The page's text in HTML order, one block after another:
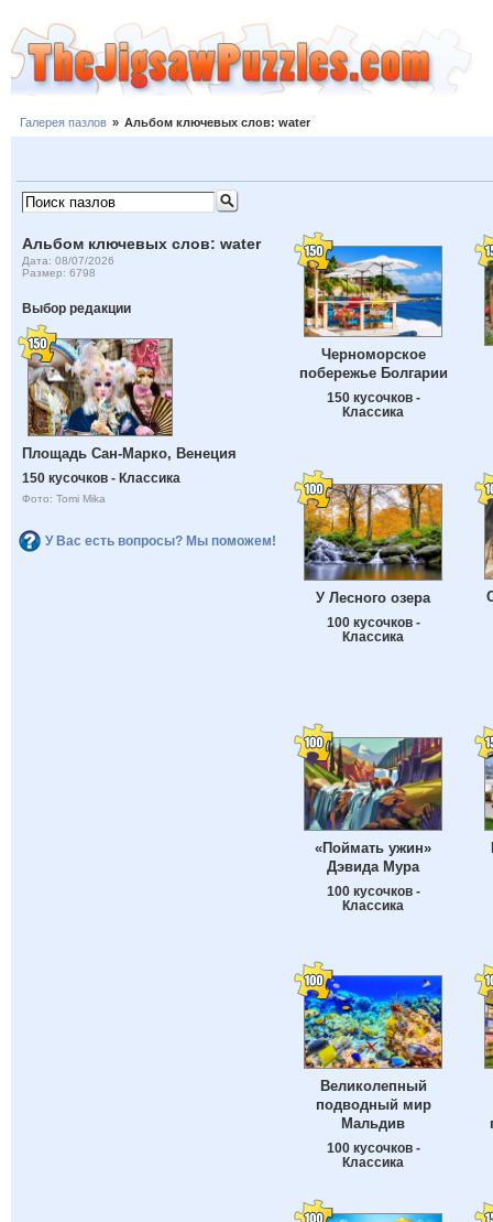
Галерея пазлов » Альбом ключевых слов: water
Альбом ключевых слов: water
Дата: 08/07/2026
Размер: 6798
Выбор редакции
Площадь Сан-Марко, Венеция
150 кусочков - Классика
Фото: Tomi Mika
У Вас есть вопросы? Мы поможем!
Черноморское
побережье Болгарии
150 кусочков -
Классика
У Лесного озера
100 кусочков -
Классика
«Поймать ужин»
Дэвида Мура
100 кусочков -
Классика
Великолепный
подводный мир
Мальдив
100 кусочков -
Классика